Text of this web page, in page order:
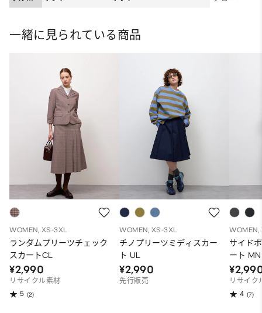
ット
一緒に見られている商品
WOMEN, XS-3XL
ランダムプリーツチェック
スカートCL
¥2,990
リサイクル素材
5 (2)
WOMEN, XS-3XL
チノプリーツミディスカー
ト UL
¥2,990
先行販売
WOMEN,
サイド
ート MN
リサイク
4 (7)